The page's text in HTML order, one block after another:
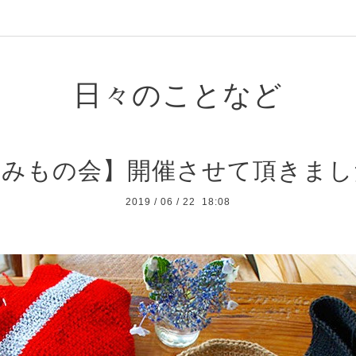
日々のことなど
もの会】開催させて頂きま
2019 / 06 / 22 18:08